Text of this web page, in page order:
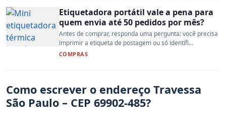
Etiquetadora portátil vale a pena para
quem envia até 50 pedidos por mês?
Antes de comprar, responda uma pergunta: você precisa
imprimir a etiqueta de postagem ou só identifi...
COMPRAS
Como escrever o endereço Travessa
São Paulo – CEP 69902-485?